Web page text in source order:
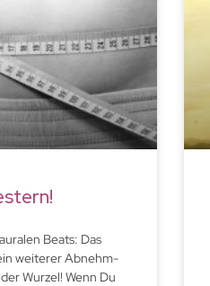
Beats: Das
weiterer Abnehm-
Wurzel! Wenn Du